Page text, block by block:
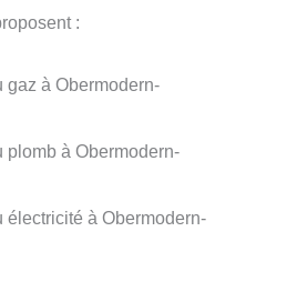
:
gaz à Obermodern-
plomb à Obermodern-
électricité à Obermodern-